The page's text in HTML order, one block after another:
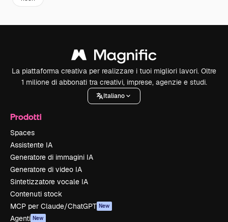
La piattaforma creativa per realizzare i tuoi migliori lavori. Oltre
1 milione di abbonati tra creativi, imprese, agenzie e studi.
Italiano
Prodotti
Spaces
Assistente IA
Generatore di immagini IA
Generatore di video IA
Sintetizzatore vocale IA
Contenuti stock
MCP per Claude/ChatGPT New
Agenti New